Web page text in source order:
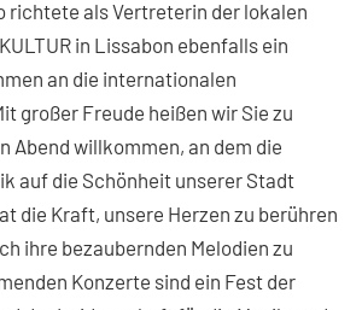
richtete als Vertreterin der lokalen
in Lissabon ebenfalls ein
an die internationalen
großer Freude heißen wir Sie zu
Abend willkommen, an dem die
auf die Schönheit unserer Stadt
die Kraft, unsere Herzen zu berühren
ihre bezaubernden Melodien zu
Konzerte sind ein Fest der